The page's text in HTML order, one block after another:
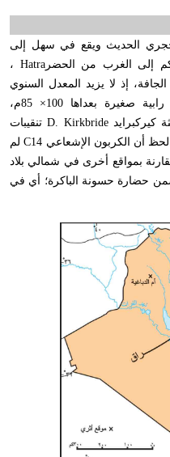
الحديث ويقع في سهل إلى
Hatra ،
إذ لا يزيد المعدل السنوي
لأمطارها على 200مم. وهذا التلّ هو رابية صغيرة بعداها 100× 85م،
كيركبرايد D. Kirkbride تنقيبات
C14 لم
بمواقع أخرى في شمالي بلاد
حضارة حسونة الباكرة؛ أي في